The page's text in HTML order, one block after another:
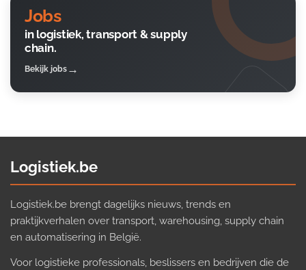
Jobs
in logistiek, transport & supply
chain.
Bekijk jobs
Logistiek.be
Logistiek.be brengt dagelijks nieuws, trends en
praktijkverhalen over transport, warehousing, supply chain
en automatisering in België.
Voor logistieke professionals, beslissers en bedrijven die de